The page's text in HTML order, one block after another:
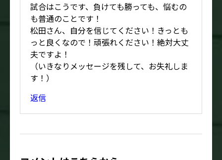
試合はこうです、負けても勝っても、悩むの
も普通のことです！
松田さん、自分を信じてください！きっとも
っと良くなので！頑張れください！絶対大丈
夫ですよ！
（いきなりメッセージを残して、お失礼しま
す！）
返信